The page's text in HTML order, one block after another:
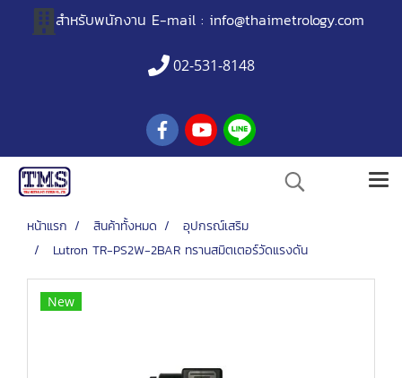
สำหรับพนักงาน E-mail : info@thaimetrology.com
02-531-8148
หน้าแรก สินค้าทั้งหมด
อุปกรณ์เสริม
Lutron TR-PS2W-2BAR ทรานสมิตเตอร์วัดแรงดัน
New